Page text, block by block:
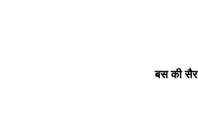
बस की सैर